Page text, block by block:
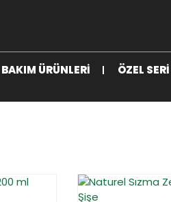
BAKIM ÜRÜNLERI ÖZEL SERI
YENİ